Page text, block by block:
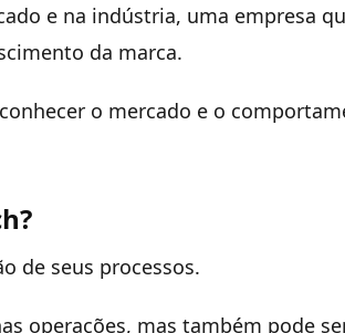
e na indústria, uma empresa
da marca.
o mercado e o
de seus processos.
operações, mas também pode